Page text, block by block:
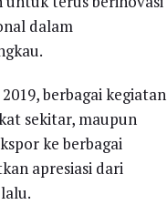
dalam
berbagai kegiatan
sekitar, maupun
ke berbagai
apresiasi dari